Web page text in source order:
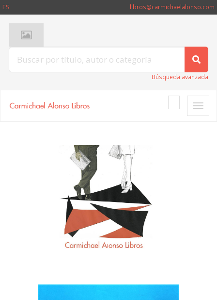
ES libros@carmichaelalonso.com
Búsqueda avanzada
Toggle